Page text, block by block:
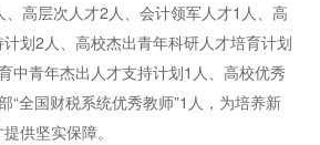
高层次人才2人、会计领军人才1人、高
划2人、高校杰出青年科研人才培育计划
中青年杰出人才支持计划1人、高校优秀
“全国财税系统优秀教师”1人，为培养新
供坚实保障。